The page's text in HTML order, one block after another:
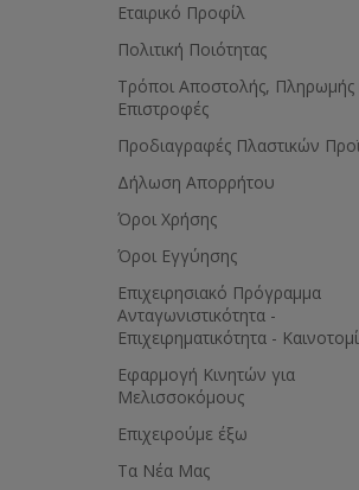
Εταιρικό Προφίλ
Πολιτική Ποιότητας
Τρόποι Αποστολής, Πληρωμής
Επιστροφές
Προδιαγραφές Πλαστικών
Δήλωση Απορρήτου
Όροι Χρήσης
Όροι Εγγύησης
Eπιχειρησιακό Πρόγραμμα
Ανταγωνιστικότητα -
Επιχειρηματικότητα -
Εφαρμογή Κινητών για
Μελισσοκόμους
Επιχειρούμε έξω
Τα Νέα Μας